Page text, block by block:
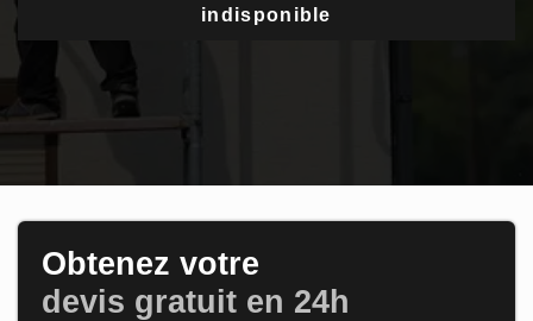
indisponible
Obtenez votre
devis gratuit en 24h